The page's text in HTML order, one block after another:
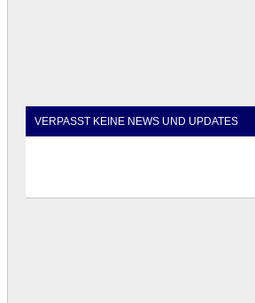
VERPASST KEINE NEWS UND UPDATES